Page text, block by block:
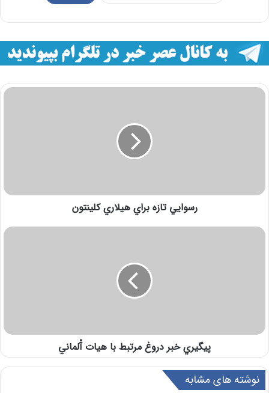
رسوايي تازه براي هيلاري كلينتون
پيگيري خبر دروغ مرتبط با هيات آْلماني
نوشته های مشابه